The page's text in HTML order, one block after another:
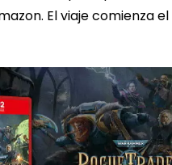
El viaje comienza el